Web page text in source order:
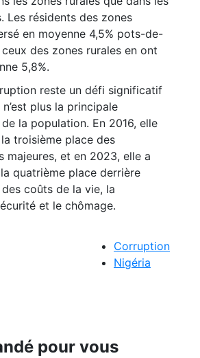
Les résidents des zones
en moyenne 4,5% pots-de-
des zones rurales en ont
5,8%.
reste un défi significatif
plus la principale
la population. En 2016, elle
troisième place des
majeures, et en 2023, elle a
quatrième place derrière
des coûts de la vie, la
et le chômage.
Corruption
Nigéria
pour vous